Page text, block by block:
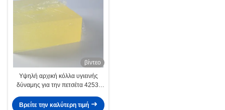
βίντεο
Υψηλή αρχική κόλλα υγιεινής
δύναμης για την πετσέτα 4253-
Βρείτε την καλύτερη τιμή